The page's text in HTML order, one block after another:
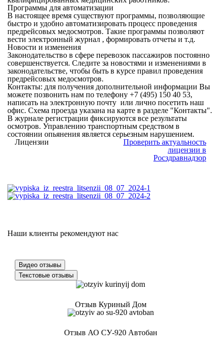
Программы для автоматизации
В настоящее время существуют программы, позволяющие
быстро и удобно автоматизировать процесс проведения
предрейсовых медосмотров. Такие программы позволяют
вести электронный журнал , формировать отчеты и т.д.
Новости и изменения
Законодательство в сфере перевозок пассажиров постоянно
совершенствуется. Следите за новостями и изменениями в
законодательстве, чтобы быть в курсе правил проведения
предрейсовых медосмотров.
Контакты: для получения дополнительной информации Вы
можете позвонить нам по телефону +7 (495) 150 40 53,
написать на электронную почту или лично посетить наш
офис. Схема проезда указана на карте в разделе "Контакты".
В журнале регистрации фиксируются все результаты
осмотров. Управлению транспортным средством в
состоянии опьянения является серьезным нарушением.
Лицензии
Проверить актуальность
лицензии в
Росздравнадзор
Наши клиенты рекомендуют нас
Видео отзывы
Текстовые отзывы
Отзыв Куриный Дом
Отзыв АО СУ-920 Автобан